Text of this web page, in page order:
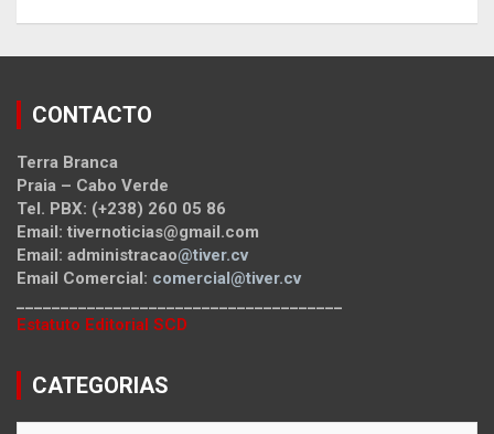
CONTACTO
Terra Branca
Praia – Cabo Verde
Tel. PBX: (+238) 260 05 86
Email: tivernoticias@gmail.com
Email: administracao@tiver.cv
Email Comercial: comercial@tiver.cv
Estatuto Editorial SCD
CATEGORIAS